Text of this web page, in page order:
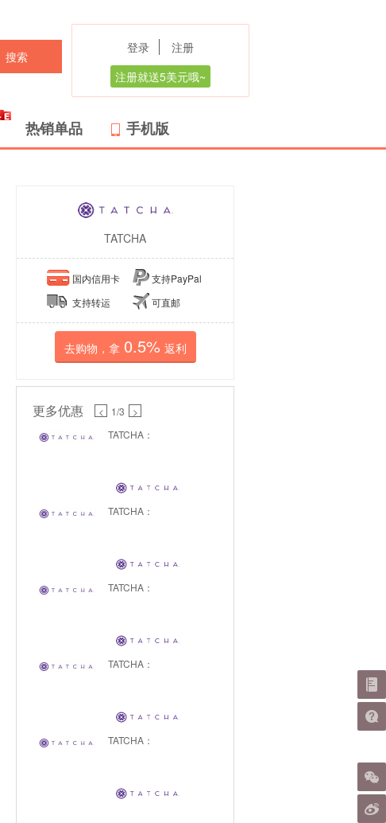
搜索
登录
注册
注册就送5美元哦~
热销单品 手机版
TATCHA
国内信用卡
支持PayPal
支持转运
可直邮
去购物，拿 0.5% 返利
更多优惠 < 1/3
>
TATCHA：
TATCHA：
TATCHA：
TATCHA：
TATCHA：